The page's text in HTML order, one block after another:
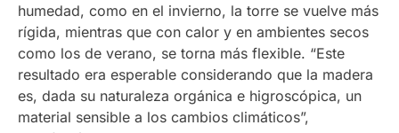
humedad, como en el invierno, la torre se vuelve más
rígida, mientras que con calor y en ambientes secos
como los de verano, se torna más flexible. “Este
resultado era esperable considerando que la madera
es, dada su naturaleza orgánica e higroscópica, un
material sensible a los cambios climáticos”,